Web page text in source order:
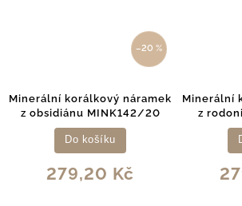
–20 %
Minerální korálkový náramek
z obsidiánu MINK142/20
279,20 Kč
Do košíku
Minerální
z